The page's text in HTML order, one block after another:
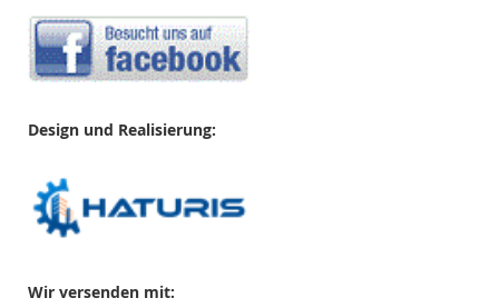
Design und Realisierung:
Wir versenden mit: